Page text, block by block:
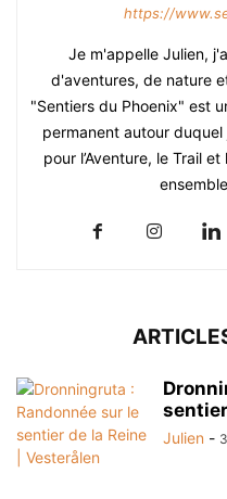
https://
Je m'appelle Julien,
d'aventures, de nature
"Sentiers du Phoenix" est
permanent autour
pour l’Aventure, le Trail
Julien -